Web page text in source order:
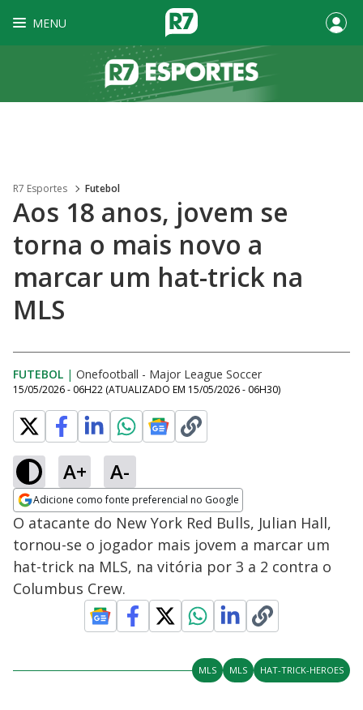
MENU
R7 Esportes Futebol
Aos 18 anos, jovem se
torna o mais novo a
marcar um hat-trick na
MLS
FUTEBOL | Onefootball - Major League Soccer
15/05/2026 - 06H22 (ATUALIZADO EM 15/05/2026 - 06H30)
A+ A-
Adicione como fonte preferencial no Google
Opens in new window
O atacante do New York Red Bulls, Julian Hall,
tornou-se o jogador mais jovem a marcar um
hat-trick na MLS, na vitória por 3 a 2 contra o
Columbus Crew.
MLS MLS HAT-TRICK-HEROES